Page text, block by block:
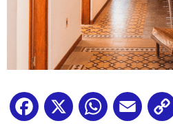
Facebook
X WhatsApp
Email